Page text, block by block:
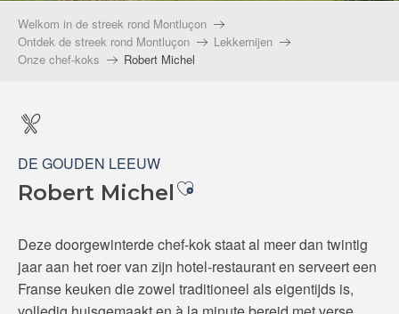
Welkom in de streek rond Montluçon
Ontdek de streek rond Montluçon
Lekkernijen
Onze chef-koks
Robert Michel
DE GOUDEN LEEUW
Robert MichelAjouter aux favoris
Deze doorgewinterde chef-kok staat al meer dan twintig
jaar aan het roer van zijn hotel-restaurant en serveert een
Franse keuken die zowel traditioneel als eigentijds is,